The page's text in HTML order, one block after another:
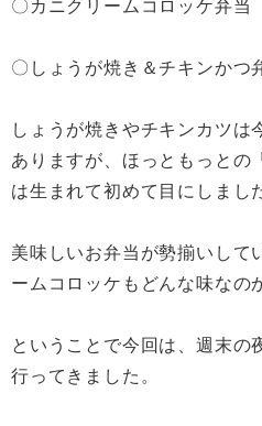
〇カニクリームコロッケ弁当
〇しょうが焼き＆チキンかつ
しょうが焼きやチキンカツは
ありますが、ほっともっとの
は生まれて初めて目にしまし
美味しいお弁当が勢揃いして
ームコロッケもどんな味なの
ということで今回は、週末の
行ってきました。